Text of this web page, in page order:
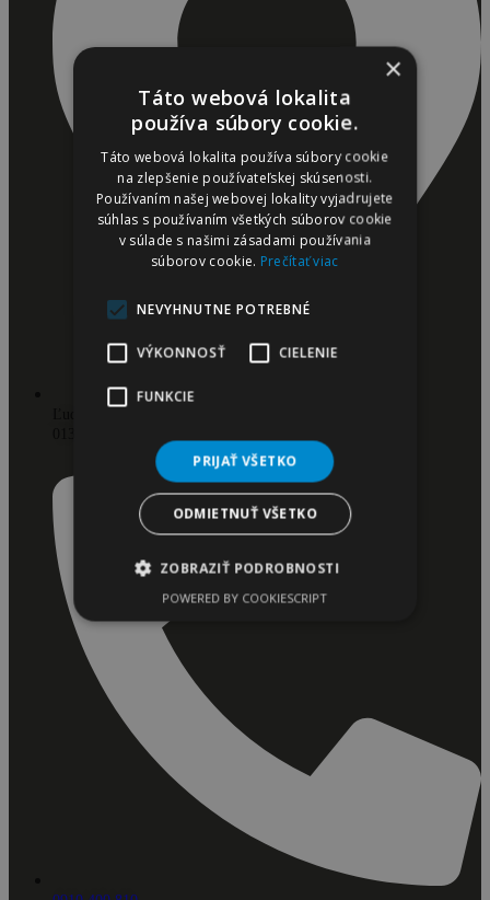
×
Táto webová lokalita
používa súbory cookie.
Táto webová lokalita používa súbory cookie
na zlepšenie používateľskej skúsenosti.
Používaním našej webovej lokality vyjadrujete
súhlas s používaním všetkých súborov cookie
v súlade s našimi zásadami používania
súborov cookie. Prečítať viac
NEVYHNUTNE POTREBNÉ
VÝKONNOSŤ CIELENIE
FUNKCIE
PRIJAŤ VŠETKO
ODMIETNUŤ VŠETKO
ZOBRAZIŤ PODROBNOSTI
POWERED BY COOKIESCRIPT